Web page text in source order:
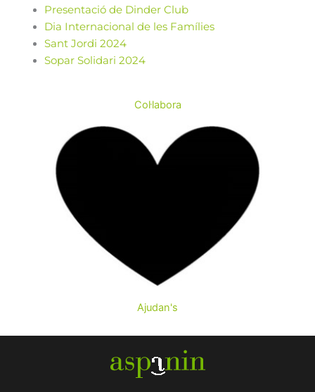
Presentació de Dinder Club
Dia Internacional de les Famílies
Sant Jordi 2024
Sopar Solidari 2024
Col·labora
QUALITAT DE VIDA DE
INTEL·LECTUAL
Ajudan's